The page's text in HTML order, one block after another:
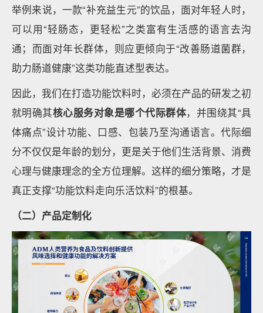
举例来说，一款“补充益生元”的饮品，面对年轻人时，
可以用“轻肠态，更轻松”之类富有生活感的语言去沟
通；而面对年长群体，则应更倾向于“改善肠道菌群，
助力肠道健康”这类功能直述型表达。
因此，我们在打造功能饮料时，必须在产品的研发之初
就明确其核心服务对象是哪个代际群体，并围绕其“具
体痛点”设计功能、口感、包装乃至沟通语言。代际细
分不仅仅是年龄的划分，更是关于他们生活背景、消费
心理与健康理念的全方位理解。这样的细分策略，才是
真正支撑“功能饮料走向乐活饮料”的根基。
（二）产品定制化